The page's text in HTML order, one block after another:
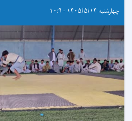
چهارشنبه ۱۴۰۵/۵/۱۴ - ۱۰:۹